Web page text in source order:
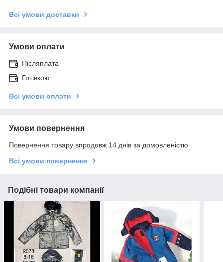
Всі умови доставки
Умови оплати
Післяплата
Готівкою
Всі умови оплати
Умови повернення
Повернення товару впродовж 14 днів за домовленістю
Всі умови повернення
Подібні товари компанії